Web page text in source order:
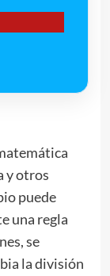
y otros
puede
una regla
se
la división